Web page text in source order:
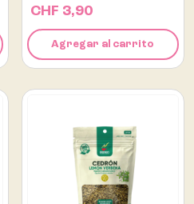
CHF 3,90
Agregar al carrito